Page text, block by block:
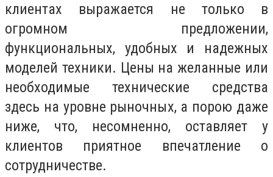
клиентах выражается не только в
огромном предложении,
функциональных, удобных и надежных
моделей техники. Цены на желанные или
необходимые технические средства
здесь на уровне рыночных, а порою даже
ниже, что, несомненно, оставляет у
клиентов приятное впечатление о
сотрудничестве.